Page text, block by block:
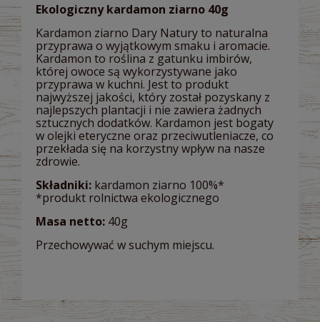
Ekologiczny kardamon ziarno 40g
Kardamon ziarno Dary Natury to naturalna
przyprawa o wyjątkowym smaku i aromacie.
Kardamon to roślina z gatunku imbirów,
której owoce są wykorzystywane jako
przyprawa w kuchni. Jest to produkt
najwyższej jakości, który został pozyskany z
najlepszych plantacji i nie zawiera żadnych
sztucznych dodatków. Kardamon jest bogaty
w olejki eteryczne oraz przeciwutleniacze, co
przekłada się na korzystny wpływ na nasze
zdrowie.
Składniki: kardamon ziarno 100%*
*produkt rolnictwa ekologicznego
Masa netto: 40g
Przechowywać w suchym miejscu.